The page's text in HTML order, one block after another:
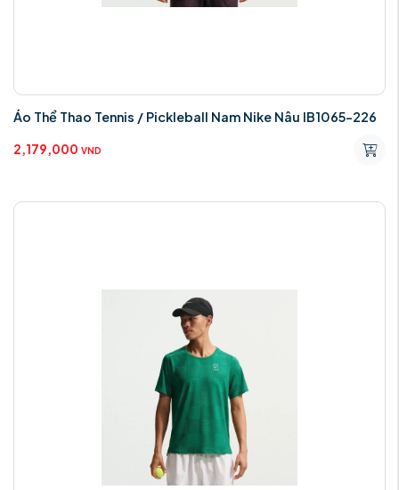
Áo Thể Thao Tennis / Pickleball Nam Nike Nâu IB1065-226
2,179,000 VND